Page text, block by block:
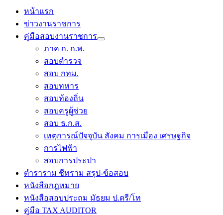
หน้าแรก
ข่าวงานราชการ
คู่มือสอบงานราชการ
ภาค ก. ก.พ.
สอบตำรวจ
สอบ กทม.
สอบทหาร
สอบท้องถิ่น
สอบครูผู้ช่วย
สอบ ธ.ก.ส.
เหตุการณ์ปัจจุบัน สังคม การเมือง เศรษฐกิจ
การไฟฟ้า
สอบการประปา
ตำราราม ชีทราม สรุป-ข้อสอบ
หนังสือกฎหมาย
หนังสือสอบประถม มัธยม ป.ตรี/โท
คู่มือ TAX AUDITOR